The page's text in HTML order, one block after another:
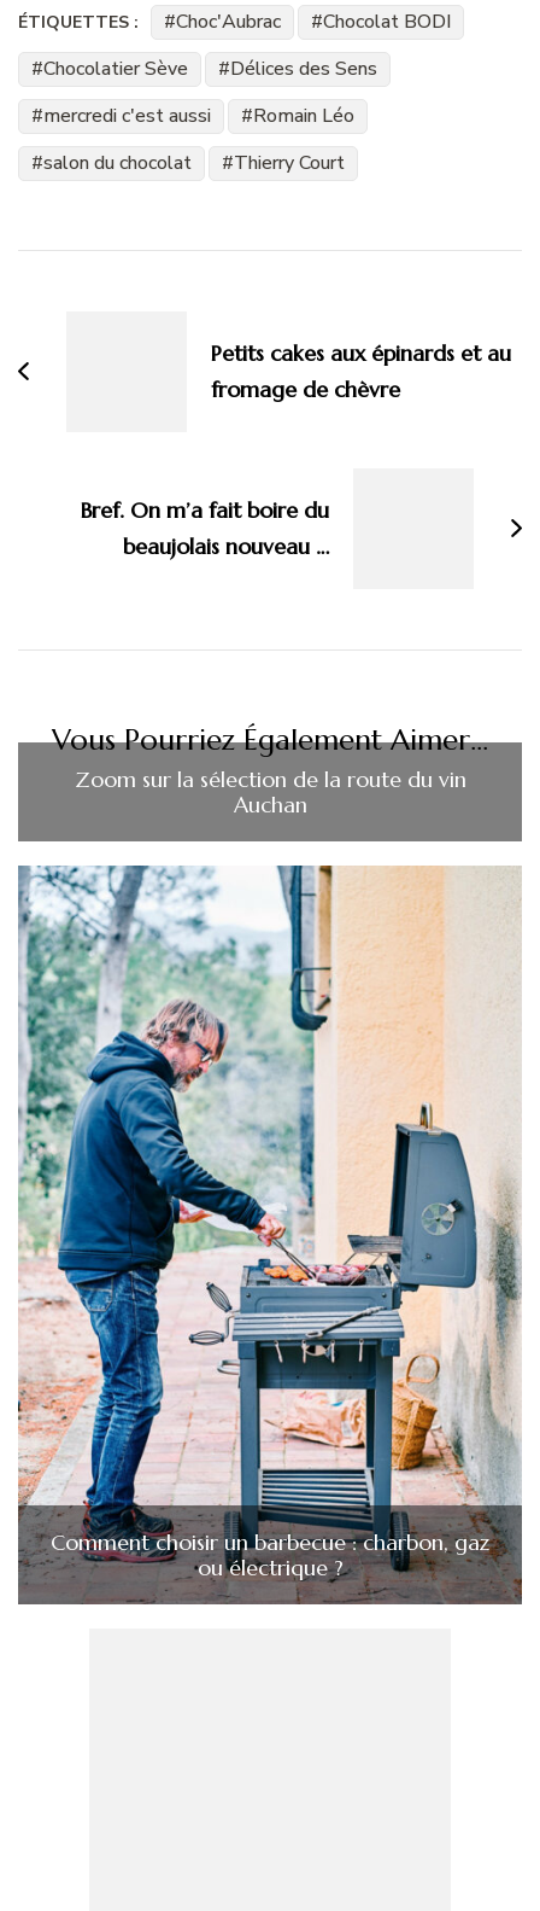
ÉTIQUETTES : Choc'Aubrac
Chocolat BODI
Chocolatier Sève
Délices des Sens
mercredi c'est aussi
Romain Léo
salon du chocolat
Thierry Court
Petits cakes aux épinards et au
fromage de chèvre
Bref. On m’a fait boire du
beaujolais nouveau …
Vous Pourriez Également Aimer...
Zoom sur la sélection de la route du vin
Auchan
Comment choisir un barbecue : charbon, gaz
ou électrique ?